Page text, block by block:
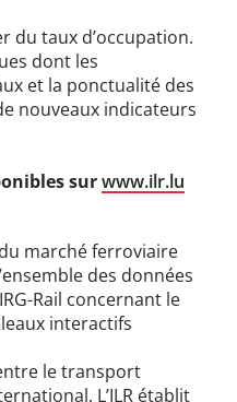
du taux d’occupation.
dont les
et la ponctualité des
nouveaux indicateurs
surwww.ilr.lu
marché ferroviaire
des données
Rail concernant le
interactifs
le transport
L’ILR établit